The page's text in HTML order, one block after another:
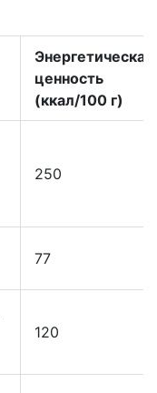
Энергетическая
ценность
(ккал/100 г)
250
77
120